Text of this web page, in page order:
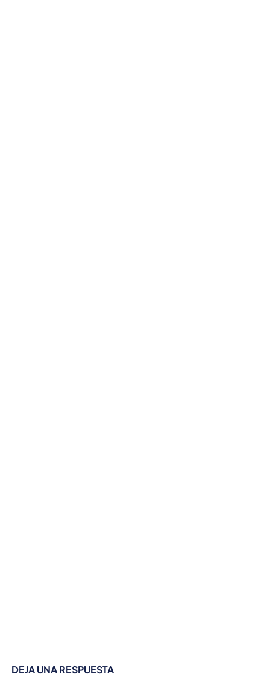
DEJA UNA RESPUESTA